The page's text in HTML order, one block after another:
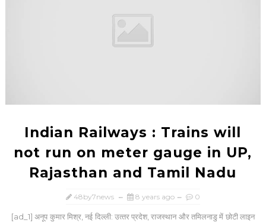
Indian Railways : Trains will
not run on meter gauge in UP,
Rajasthan and Tamil Nadu
48by7news 8 years ago 0
[ad_1] अनूप कुमार मिश्र, नई दिल्ली: उत्‍तर प्रदेश, राजस्‍थान और तमिलनाडु में छोटी लाइन